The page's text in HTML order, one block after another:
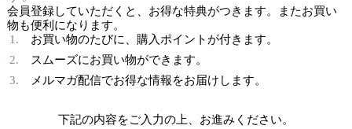
会員登録していただくと、お得な特典がつきます。またお買い
物も便利になります。
お買い物のたびに、購入ポイントが付きます。
スムーズにお買い物ができます。
メルマガ配信でお得な情報をお届けします。
下記の内容をご入力の上、お進みください。